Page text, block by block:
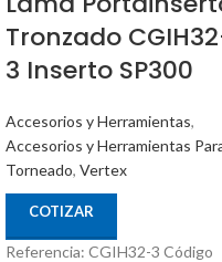
Tronzado
3 Inserto SP300
Accesorios y Herramientas,
Accesorios y Herramientas
Torneado, Vertex
COTIZAR
Referencia: CGIH32-3 Código